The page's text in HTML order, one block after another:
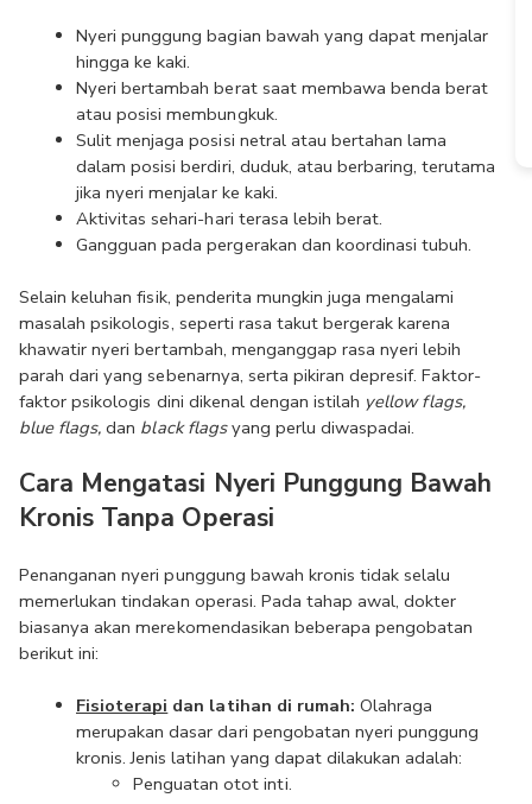
Nyeri punggung bagian bawah yang dapat menjalar
hingga ke kaki.
Nyeri bertambah berat saat membawa benda berat
atau posisi membungkuk.
Sulit menjaga posisi netral atau bertahan lama
dalam posisi berdiri, duduk, atau berbaring, terutama
jika nyeri menjalar ke kaki.
Aktivitas sehari-hari terasa lebih berat.
Gangguan pada pergerakan dan koordinasi tubuh.
Selain keluhan fisik, penderita mungkin juga mengalami
masalah psikologis, seperti rasa takut bergerak karena
khawatir nyeri bertambah, menganggap rasa nyeri lebih
parah dari yang sebenarnya, serta pikiran depresif. Faktor-
faktor psikologis dini dikenal dengan istilah yellow flags,
blue flags, dan black flags yang perlu diwaspadai.
Cara Mengatasi Nyeri Punggung Bawah
Kronis Tanpa Operasi
Penanganan nyeri punggung bawah kronis tidak selalu
memerlukan tindakan operasi. Pada tahap awal, dokter
biasanya akan merekomendasikan beberapa pengobatan
berikut ini:
Fisioterapi dan latihan di rumah: Olahraga
merupakan dasar dari pengobatan nyeri punggung
kronis. Jenis latihan yang dapat dilakukan adalah:
Penguatan otot inti.